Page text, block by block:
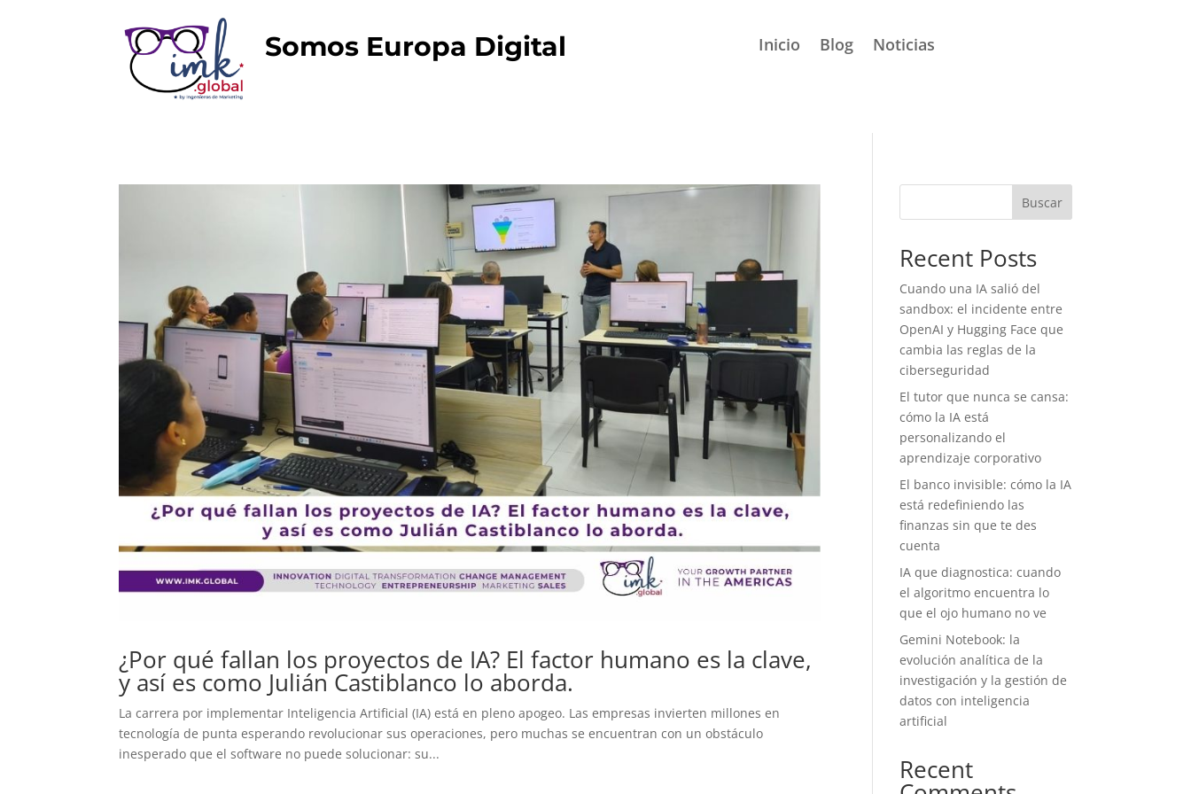
Somos Europa Digital Inicio Blog Noticias
¿Por qué fallan los proyectos de IA? El factor humano es la clave,
y así es como Julián Castiblanco lo aborda.
La carrera por implementar Inteligencia Artificial (IA) está en pleno apogeo. Las empresas invierten millones en
tecnología de punta esperando revolucionar sus operaciones, pero muchas se encuentran con un obstáculo
inesperado que el software no puede solucionar: su...
Buscar
Recent Posts
Cuando una IA salió del
sandbox: el incidente entre
OpenAI y Hugging Face que
cambia las reglas de la
ciberseguridad
El tutor que nunca se cansa:
cómo la IA está
personalizando el
aprendizaje corporativo
El banco invisible: cómo la IA
está redefiniendo las
finanzas sin que te des
cuenta
IA que diagnostica: cuando
el algoritmo encuentra lo
que el ojo humano no ve
Gemini Notebook: la
evolución analítica de la
investigación y la gestión de
datos con inteligencia
artificial
Recent